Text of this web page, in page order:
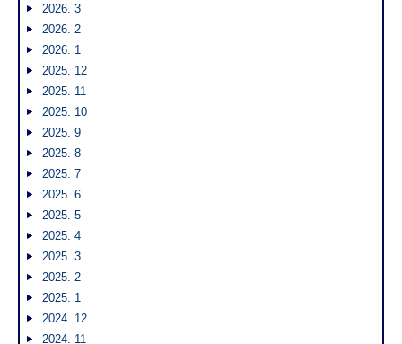
2026. 3
2026. 2
2026. 1
2025. 12
2025. 11
2025. 10
2025. 9
2025. 8
2025. 7
2025. 6
2025. 5
2025. 4
2025. 3
2025. 2
2025. 1
2024. 12
2024. 11